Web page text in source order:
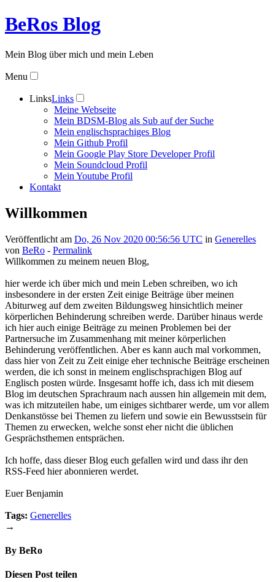
BeRos Blog
Mein Blog über mich und mein Leben
Menu
LinksLinks
Meine Webseite
Mein BDSM-Blog als Sub auf der Suche
Mein englischsprachiges Blog
Mein Github Profil
Mein Google Play Store Developer Profil
Mein Soundcloud Profil
Mein Youtube Profil
Kontakt
Willkommen
Veröffentlicht am Do, 26 Nov 2020 00:56:56 UTC in Generelles
von BeRo - Permalink
Willkommen zu meinem neuen Blog,
hier werde ich über mich und mein Leben schreiben, wo ich
insbesondere in der ersten Zeit einige Beiträge über meinen
Abiturweg auf dem zweiten Bildungsweg hinsichtlich meiner
körperlichen Behinderung schreiben werde. Darüber hinaus werde
ich hier auch einige Beiträge zu meinen Problemen bei der
Partnersuche im Zusammenhang mit meiner körperlichen
Behinderung veröffentlichen. Aber es kann auch mal vorkommen,
dass hier von Zeit zu Zeit einige eher technische Beiträge erscheinen
werden, die ich sonst in meinem englischsprachigen Blog auf
Englisch posten würde. Insgesamt hoffe ich, dass ich mit diesem
Blog im deutschen Sprachraum nach aussen hin allgemein mit dem,
was ich mitzuteilen habe, um einiges sichtbarer werde, um vor allem
Denkanstösse bei Themen zu liefern und sowie ein Bewusstsein für
Themen zu erwecken, welche sonst eher nicht die üblichen
Gesprächsthemen entsprächen.
Ich hoffe, dass dieser Blog euch gefallen wird und dass ihr den
RSS-Feed hier abonnieren werdet.
Euer Benjamin
Tags: Generelles
→
By BeRo
Diesen Post teilen